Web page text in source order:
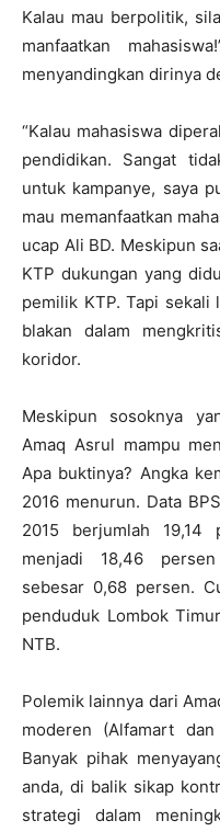
Kalau mau berpolitik,
manfaatkan
menyandingkan dirinya
“Kalau mahasiswa
pendidikan. Sangat
untuk kampanye, saya
mau memanfaatkan
ucap Ali BD. Meskipun
KTP dukungan yang
pemilik KTP. Tapi sekali
blakan dalam
koridor.
Meskipun sosoknya
Amaq Asrul mampu
Apa buktinya? Angka
2016 menurun. Data
2015 berjumlah 19,14
menjadi 18,46
sebesar 0,68 persen.
penduduk Lombok
NTB.
Polemik lainnya dari
moderen (Alfamart
Banyak pihak
anda, di balik sikap
strategi dalam